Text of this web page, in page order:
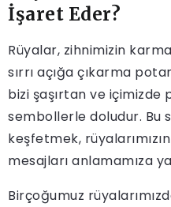
İşaret Eder?
Rüyalar, zihnimizin
sırrı açığa çıkarma
bizi şaşırtan ve
sembollerle doludur. Bu
keşfetmek,
mesajları anlamamıza
Birçoğumuz